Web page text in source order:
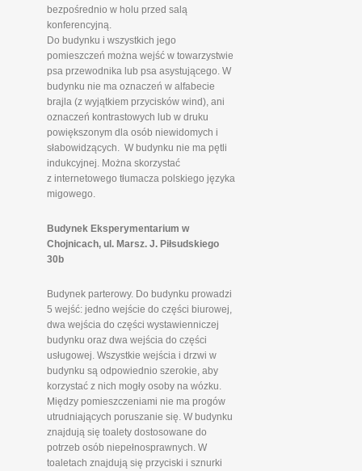
bezpośrednio w holu przed salą
konferencyjną.
Do budynku i wszystkich jego
pomieszczeń można wejść w towarzystwie
psa przewodnika lub psa asystującego. W
budynku nie ma oznaczeń w alfabecie
brajla (z wyjątkiem przycisków wind), ani
oznaczeń kontrastowych lub w druku
powiększonym dla osób niewidomych i
słabowidzących. W budynku nie ma pętli
indukcyjnej. Można skorzystać
z internetowego tłumacza polskiego języka
migowego.
Budynek Eksperymentarium w
Chojnicach, ul. Marsz. J. Piłsudskiego
30b
Budynek parterowy. Do budynku prowadzi
5 wejść: jedno wejście do części biurowej,
dwa wejścia do części wystawienniczej
budynku oraz dwa wejścia do części
usługowej. Wszystkie wejścia i drzwi w
budynku są odpowiednio szerokie, aby
korzystać z nich mogły osoby na wózku.
Między pomieszczeniami nie ma progów
utrudniających poruszanie się. W budynku
znajdują się toalety dostosowane do
potrzeb osób niepełnosprawnych. W
toaletach znajdują się przyciski i sznurki